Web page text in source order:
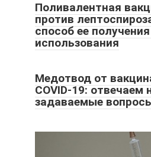
Поливалентная
против
способ ее
использования
Медотвод от
COVID-19: отвечаем
задаваемые